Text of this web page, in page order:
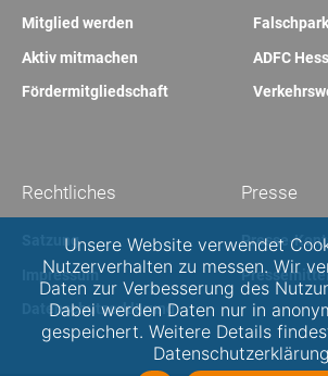
ADFC
Mitglied werden
Aktiv mitmachen
Fördermitgliedschaft
Presse
Presse-
Rechtliches
Satzung
Impressum
Datenschutzerklärung
Unsere Website verwendet
Nutzerverhalten zu messen. Wir
Daten zur Verbesserung des
Dabei werden Daten nur in
gespeichert. Weitere Details